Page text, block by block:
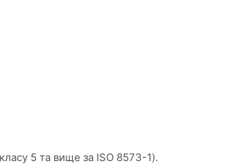
5 та вище за ISO 8573-1).